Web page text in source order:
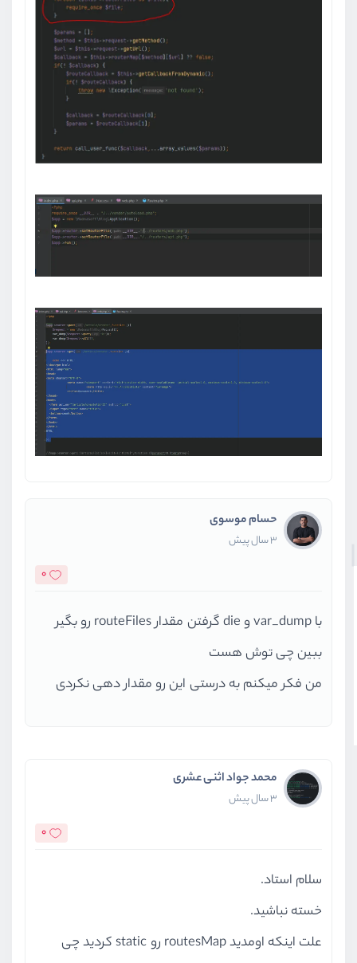
حسام موسوی
3 سال پیش
0
با var_dump و die گرفتن مقدار routeFiles رو بگیر
ببین چی توش هست
من فکر میکنم به درستی این رو مقدار دهی نکردی
محمد جواد اثنی عشری
3 سال پیش
0
سلام استاد.
خسته نباشید.
علت اینکه اومدید routesMap رو static کردید چی